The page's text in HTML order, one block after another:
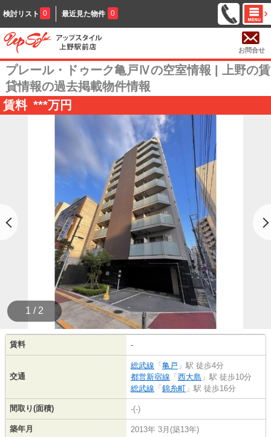
検討リスト 0 最近見た物件 0
お問合せ
プレール・ドゥーク亀戸Ⅳの空室情報 | 上野の賃
貸情報の過去掲載物件情報
賃料 ***万円
1 / 2
賃料 -
交通
総武線 「 亀戸 」駅 徒歩4分
都営新宿線 「 西大島 」駅 徒歩10分
総武線 「 錦糸町 」駅 徒歩16分
間取り(面積) -(-)
築年月 2013年 3月(築13年)